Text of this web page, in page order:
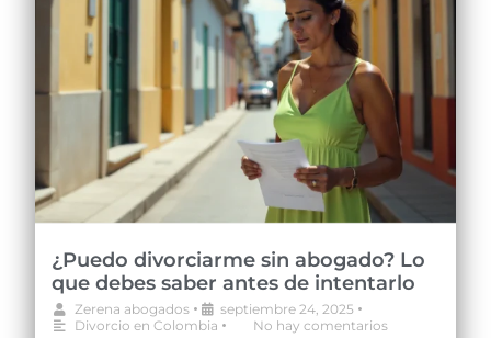
¿Puedo divorciarme sin abogado? Lo
que debes saber antes de intentarlo
Zerena abogados • septiembre 24, 2025 •
Divorcio en Colombia • No hay comentarios